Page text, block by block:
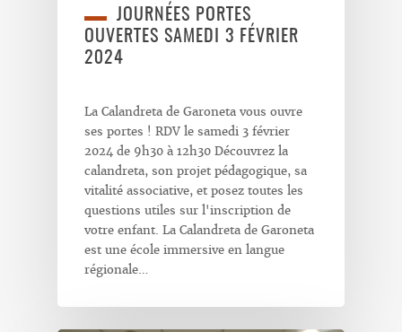
JOURNÉES PORTES
OUVERTES SAMEDI 3 FÉVRIER
2024
La Calandreta de Garoneta vous ouvre
ses portes ! RDV le samedi 3 février
2024 de 9h30 à 12h30 Découvrez la
calandreta, son projet pédagogique, sa
vitalité associative, et posez toutes les
questions utiles sur l'inscription de
votre enfant. La Calandreta de Garoneta
est une école immersive en langue
régionale…